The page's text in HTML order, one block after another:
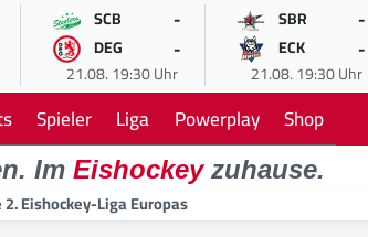
SCB -
DEG -
21.08. 19:30 Uhr
SBR -
ECK -
21.08. 19:30 Uhr
Spieler Liga Powerplay Shop
Im Eishockeyzuhause.
Eishockey-Liga Europas